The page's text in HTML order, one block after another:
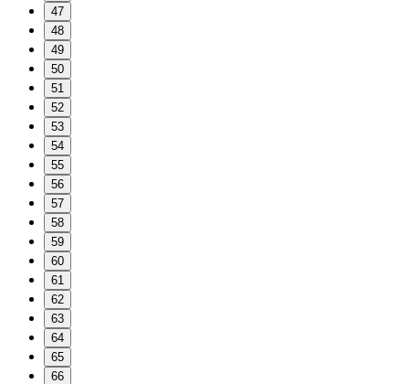
47
48
49
50
51
52
53
54
55
56
57
58
59
60
61
62
63
64
65
66